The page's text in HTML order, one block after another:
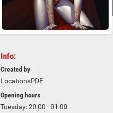
Info:
Created by
LocationsPDE
Opening hours
Tuesday: 20:00 - 01:00